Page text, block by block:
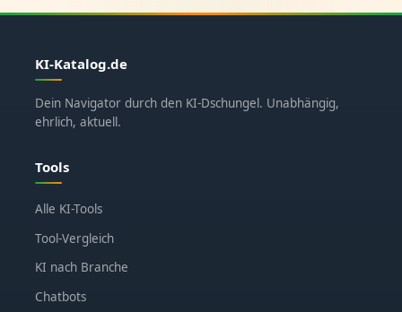
KI-Katalog.de
Dein Navigator durch den KI-Dschungel. Unabhängig,
ehrlich, aktuell.
Tools
Alle KI-Tools
Tool-Vergleich
KI nach Branche
Chatbots